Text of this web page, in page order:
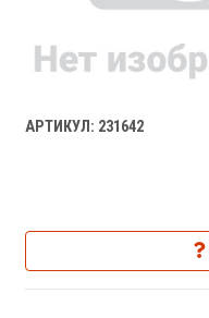
АРТИКУЛ: 231642